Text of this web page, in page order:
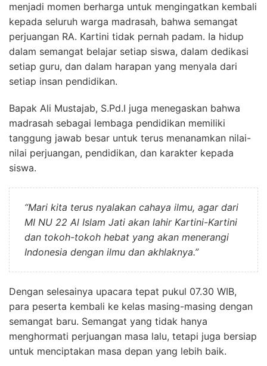
menjadi momen berharga untuk mengingatkan kembali
kepada seluruh warga madrasah, bahwa semangat
perjuangan RA. Kartini tidak pernah padam. Ia hidup
dalam semangat belajar setiap siswa, dalam dedikasi
setiap guru, dan dalam harapan yang menyala dari
setiap insan pendidikan.
Bapak Ali Mustajab, S.Pd.I juga menegaskan bahwa
madrasah sebagai lembaga pendidikan memiliki
tanggung jawab besar untuk terus menanamkan nilai-
nilai perjuangan, pendidikan, dan karakter kepada
siswa.
“Mari kita terus nyalakan cahaya ilmu, agar dari
MI NU 22 Al Islam Jati akan lahir Kartini-Kartini
dan tokoh-tokoh hebat yang akan menerangi
Indonesia dengan ilmu dan akhlaknya.”
Dengan selesainya upacara tepat pukul 07.30 WIB,
para peserta kembali ke kelas masing-masing dengan
semangat baru. Semangat yang tidak hanya
menghormati perjuangan masa lalu, tetapi juga bersiap
untuk menciptakan masa depan yang lebih baik.